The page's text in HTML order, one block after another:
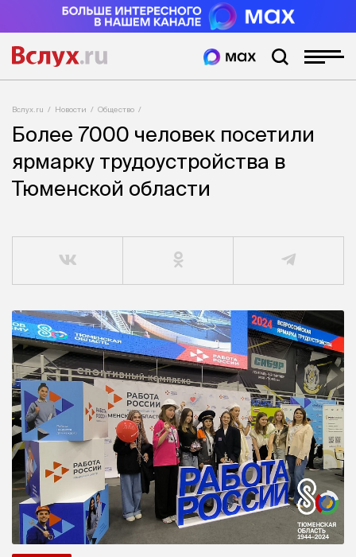
Вслух.ru Новости Общество
Более 7000 человек посетили
ярмарку трудоустройства в
Тюменской области